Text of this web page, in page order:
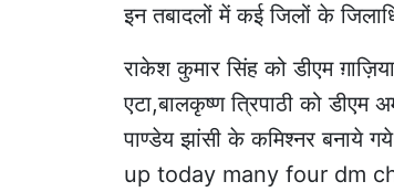
इन तबादलों में कई जिलों के
राकेश कुमार सिंह को डीएम
एटा,बालकृष्ण त्रिपाठी को डीएम
पाण्डेय झांसी के कमिश्नर
up today many four dm